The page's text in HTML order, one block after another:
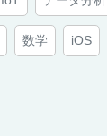
数学 iOS